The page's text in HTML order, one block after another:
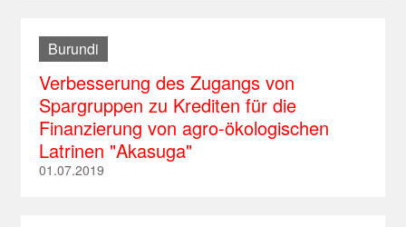
Burundi
Verbesserung des Zugangs von
Spargruppen zu Krediten für die
Finanzierung von agro-ökologischen
Latrinen "Akasuga"
01.07.2019